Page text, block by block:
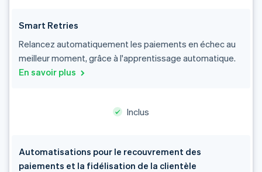
Smart Retries
Relancez automatiquement les paiements en échec au
meilleur moment, grâce à l'apprentissage automatique.
En savoir plus
Inclus
Automatisations pour le recouvrement des
paiements et la fidélisation de la clientèle